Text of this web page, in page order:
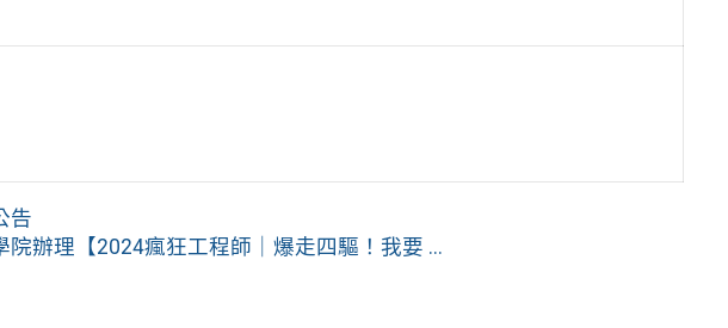
告
院辦理【2024瘋狂工程師｜爆走四驅！我要 ...